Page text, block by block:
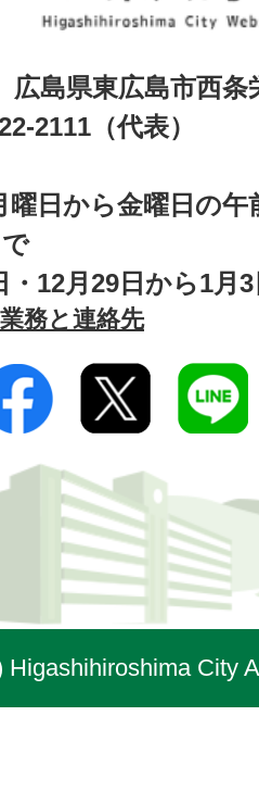
広島県東広島市西
2111（代表）
曜日から金曜日の午
・12月29日から1月
務と連絡先
Higashihiroshima City